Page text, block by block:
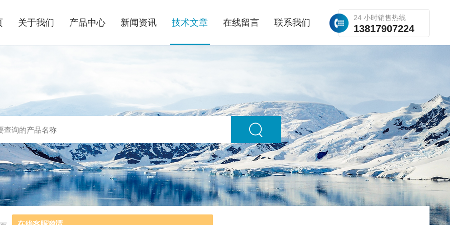
24 小时销售热线
13817907224
关于我们 产品中心 新闻资讯 技术文章 在线留言 联系我们